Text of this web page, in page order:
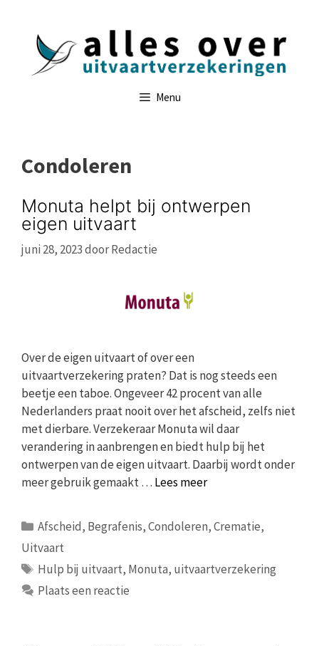
Menu
Condoleren
Monuta helpt bij ontwerpen
eigen uitvaart
juni 28, 2023doorRedactie
Over de eigen uitvaart of over een
uitvaartverzekering praten? Dat is nog steeds een
beetje een taboe. Ongeveer 42 procent van alle
Nederlanders praat nooit over het afscheid, zelfs niet
met dierbare. Verzekeraar Monuta wil daar
verandering in aanbrengen en biedt hulp bij het
ontwerpen van de eigen uitvaart. Daarbij wordt onder
meer gebruik gemaakt … Lees meer
Categorieën
Afscheid, Begrafenis,Condoleren,Crematie,
Uitvaart
Tags
Hulp bij uitvaart, Monuta, uitvaartverzekering
Plaats een reactie